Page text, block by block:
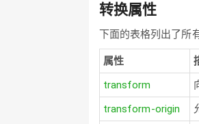
转换属性
下面的表格列出了所
属性
transform
transform-origin